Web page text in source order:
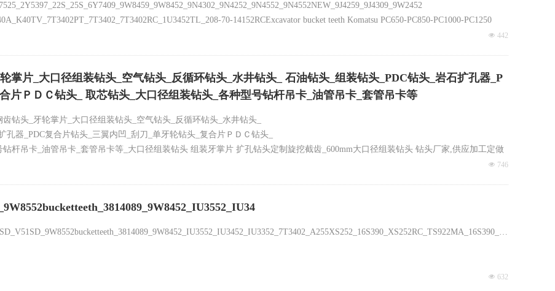
70-14152RCExcavator bucket teeth Komatsu PC650-PC850-PC1000-PC1250
斗齿 矿山斗齿小松斗齿PC100-200-300-360-400-650-850-1000-1250挖掘机斗齿牙根齿座Mine bucket tooth komatsu bucket tooth
넶 442
掌片_大口径组装钻头_空气钻头_反循环钻头_水井钻头_ 石油钻头_组装钻头_PDC钻头_岩石扩孔器_P
片ＰＤＣ钻头_ 取芯钻头_大口径组装钻头_各种型号钻杆吊卡_油管吊卡_套管吊卡等
钻头_牙轮掌片_大口径组装钻头_空气钻头_反循环钻头_水井钻头_
孔器_PDC复合片钻头_三翼内凹_刮刀_单牙轮钻头_复合片ＰＤＣ钻头_
杆吊卡_油管吊卡_套管吊卡等_大口径组装钻头 组装牙掌片 扩孔钻头定制旋挖截齿_600mm大口径组装钻头 钻头厂家,供应加工定做
大口径组装钻头 穿越岩石扩孔器_扩孔组装钻头,大口径组装牙轮钻头,导正器钻头,开孔牙轮组装钻头,扩孔牙轮钻头_
넶 746
넶 632